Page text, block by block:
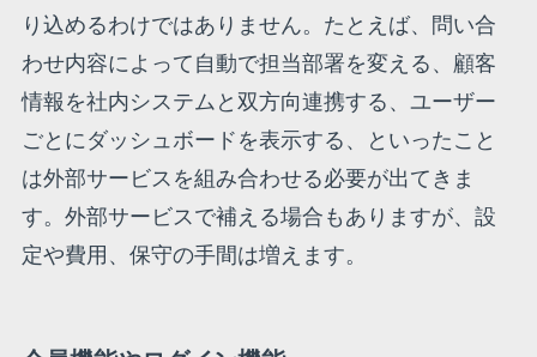
り込めるわけではありません。たとえば、問い合
わせ内容によって自動で担当部署を変える、顧客
情報を社内システムと双方向連携する、ユーザー
ごとにダッシュボードを表示する、といったこと
は外部サービスを組み合わせる必要が出てきま
す。外部サービスで補える場合もありますが、設
定や費用、保守の手間は増えます。